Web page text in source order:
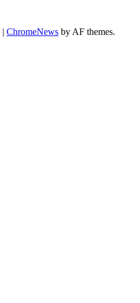
| ChromeNews by AF themes.